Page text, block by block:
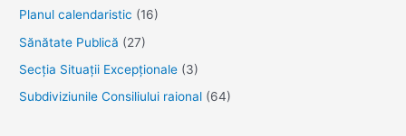
Planul calendaristic (16)
Sănătate Publică (27)
Secția Situații Excepționale (3)
Subdiviziunile Consiliului raional (64)